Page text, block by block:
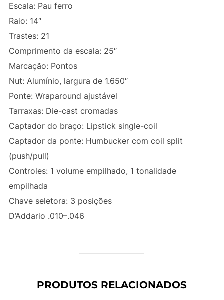
Escala: Pau ferro
Raio: 14″
Trastes: 21
Comprimento da escala: 25″
Marcação: Pontos
Nut: Alumínio, largura de 1.650″
Ponte: Wraparound ajustável
Tarraxas: Die-cast cromadas
Captador do braço: Lipstick single-coil
Captador da ponte: Humbucker com coil split
(push/pull)
Controles: 1 volume empilhado, 1 tonalidade
empilhada
Chave seletora: 3 posições
D’Addario .010–.046
PRODUTOS RELACIONADOS